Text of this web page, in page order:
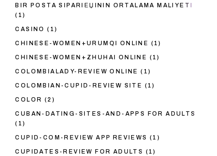
BIR POSTA SIPARIЕЏININ ORTALAMA MALIYETI
(1)
CASINO (1)
CHINESE-WOMEN+URUMQI ONLINE (1)
CHINESE-WOMEN+ZHUHAI ONLINE (1)
COLOMBIALADY-REVIEW ONLINE (1)
COLOMBIAN-CUPID-REVIEW SITE (1)
COLOR (2)
CUBAN-DATING-SITES-AND-APPS FOR ADULTS
(1)
CUPID-COM-REVIEW APP REVIEWS (1)
CUPIDATES-REVIEW FOR ADULTS (1)